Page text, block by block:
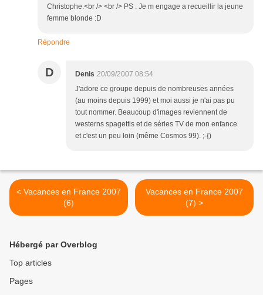
Christophe.<br /> <br /> PS : Je m engage a recueillir la jeune
femme blonde :D
Répondre
D Denis 20/09/2007 08:54
J'adore ce groupe depuis de nombreuses années
(au moins depuis 1999) et moi aussi je n'ai pas pu
tout nommer. Beaucoup d'images reviennent de
westerns spagettis et de séries TV de mon enfance
et c'est un peu loin (même Cosmos 99). ;-{)
< Vacances en France 2007
(6)
Vacances en France 2007
(7) >
Hébergé par Overblog
Top articles
Pages